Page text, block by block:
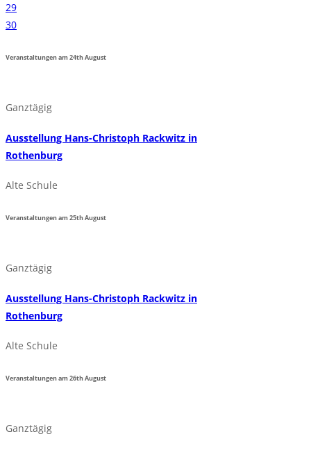
29
30
Veranstaltungen am24thAugust
Ganztägig
Ausstellung Hans-Christoph Rackwitz in
Rothenburg
Alte Schule
Veranstaltungen am25thAugust
Ganztägig
Ausstellung Hans-Christoph Rackwitz in
Rothenburg
Alte Schule
Veranstaltungen am26thAugust
Ganztägig